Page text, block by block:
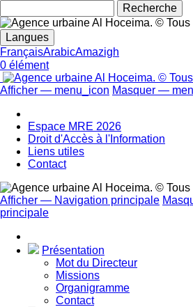
Langues
FrançaisArabicAmazigh
0 élément
Afficher — menu_icon Masquer —
Espace MRE 2026
Droit d'Accès à l'Information
Liens utiles
Contact
Navigation
principale
Afficher — Navigation principale
principale
Présentation
Mot du Directeur
Missions
Organigramme
Contact